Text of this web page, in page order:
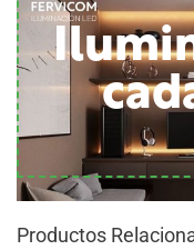
Productos